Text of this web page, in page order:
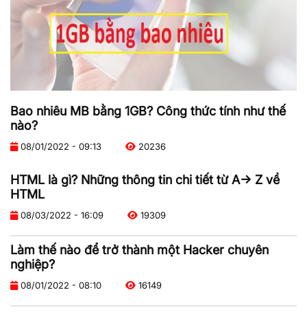
Bao nhiêu MB bằng 1GB? Công thức tính như thế
nào?
08/01/2022 - 09:13 20236
HTML là gì? Những thông tin chi tiết từ A-> Z về
HTML
08/03/2022 - 16:09 19309
Làm thế nào để trở thành một Hacker chuyên
nghiệp?
08/01/2022 - 08:10 16149